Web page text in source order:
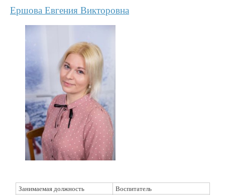
Ершова Евгения Викторовна
Занимаемая должность
Воспитатель